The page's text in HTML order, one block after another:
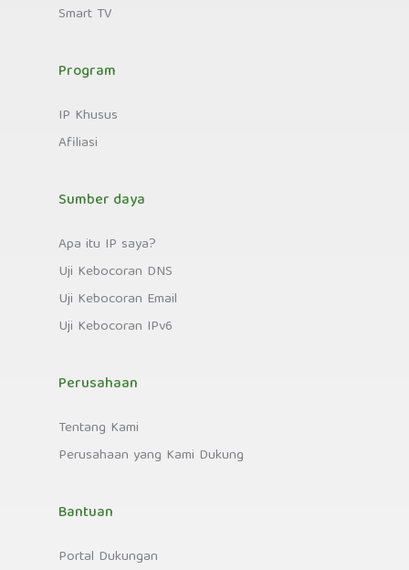
Smart TV
Program
IP Khusus
Afiliasi
Sumber daya
Apa itu IP saya?
Uji Kebocoran DNS
Uji Kebocoran Email
Uji Kebocoran IPv6
Perusahaan
Tentang Kami
Perusahaan yang Kami Dukung
Bantuan
Portal Dukungan